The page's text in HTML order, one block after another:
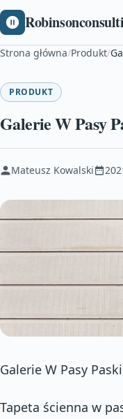
Strona główna/Produkt/
PRODUKT
Galerie W Pasy
Mateusz Kowalski
Galerie W Pasy
Tapeta ścienna w